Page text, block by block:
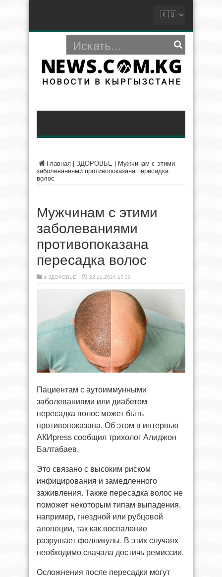
Главная ЗДОРОВЬЕ
Мужчинам с этими
заболеваниями противопоказана пересадка
волос
Мужчинам с этими
заболеваниями
противопоказана
пересадка волос
в ЗДОРОВЬЕ 22.11.2024 17:30
Пациентам с аутоиммунными
заболеваниями или диабетом
пересадка волос может быть
противопоказана. Об этом в интервью
АКИpress сообщил трихолог Алиджон
Балтабаев.
Это связано с высоким риском
инфицирования и замедленного
заживления. Также пересадка волос не
поможет некоторым типам выпадения,
например, гнездной или рубцовой
алопеции, так как воспаление
разрушает фолликулы. В этих случаях
необходимо сначала достичь ремиссии.
Осложнения после пересадки могут